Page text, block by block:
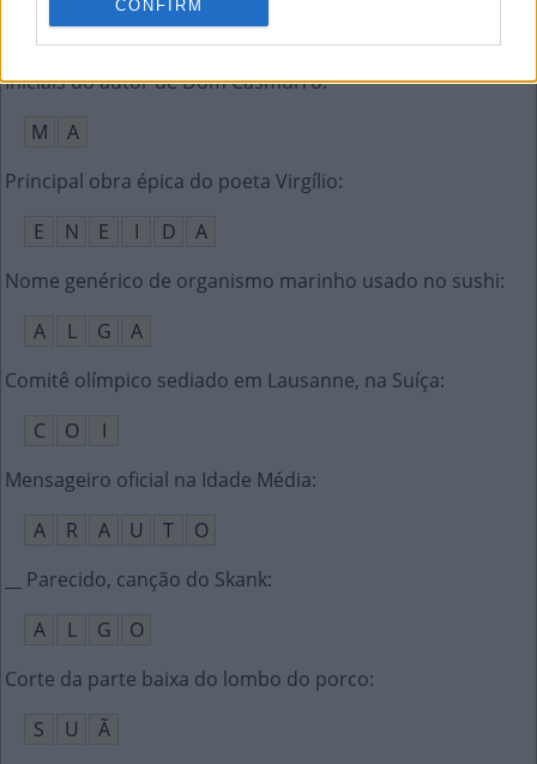
CONFIRM
T N
A
Iniciais do autor de Dom Casmurro:
M
A
Principal obra épica do poeta Virgílio:
E
N E I D
A
Nome genérico de organismo marinho usado no sushi:
A
L G
A
Comitê olímpico sediado em Lausanne, na Suíça:
C
O
I
Mensageiro oficial na Idade Média:
A
R A U T
O
__ Parecido, canção do Skank:
A
L G
O
Corte da parte baixa do lombo do porco:
S
U
Ã